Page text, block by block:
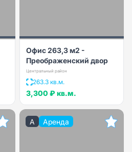
Офис 263,3 м2 -
Преображенский двор
Центральный район
263.3 кв.м.
3,300 ₽ кв.м.
A Аренда